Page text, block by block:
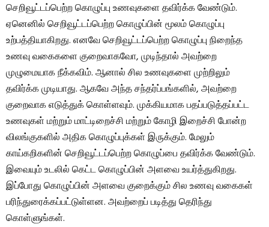
செறிவூட்டப்பெற்ற கொழுப்பு உணவுகளை தவிர்க்க வேண்டும்.
ஏனெனில் செறிவூட்டப்பெற்ற கொழுப்பின் மூலம் கொழுப்பு
உற்பத்தியாகிறது. எனவே செறிவூட்டப்பெற்ற கொழுப்பு நிறைந்த
உணவு வகைகளை குறைவாகவோ, முடிந்தால் அவற்றை
முழுமையாக நீக்கவிம். ஆனால் சில உணவுகளை முற்றிலும்
தவிர்க்க முடியாது. ஆகவே அந்த சந்தர்ப்பங்களில், அவற்றை
குறைவாக எடுத்துக் கொள்ளவும். முக்கியமாக பதப்படுத்தப்பட்ட
உணவுகள் மற்றும் மாட்டிறைச்சி மற்றும் கோழி இறைச்சி போன்ற
விலங்குகளில் அதிக கொழுப்புக்கள் இருக்கும். மேலும்
காய்கறிகளின் செறிவூட்டப்பெற்ற கொழுப்பை தவிர்க்க வேண்டும்.
இவையும் உடலில் கெட்ட கொழுப்பின் அளவை உயர்த்துகிறது.
இப்போது கொழுப்பின் அளவை குறைக்கும் சில உணவு வகைகள்
பரிந்துரைக்கப்பட்டுள்ளன. அவற்றைப் படித்து தெரிந்து
கொள்ளுங்கள்.